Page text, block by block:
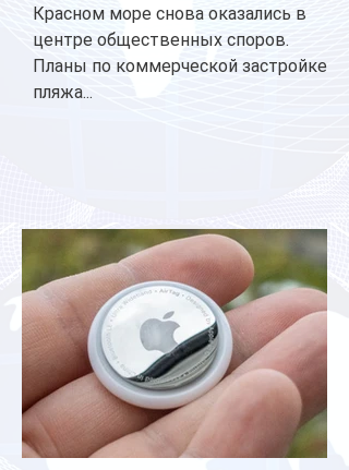
Красном море снова оказались в
центре общественных споров.
Планы по коммерческой застройке
пляжа...